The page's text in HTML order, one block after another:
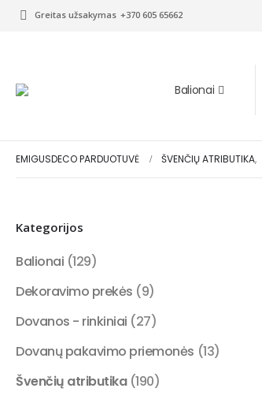
Greitas užsakymas +370 605 65662
Balionai
EMIGUSDECO PARDUOTUVĖ ŠVENČIŲ ATRIBUTIKA,
Kategorijos
Balionai (129)
Dekoravimo prekės (9)
Dovanos - rinkiniai (27)
Dovanų pakavimo priemonės (13)
Švenčių atributika (190)